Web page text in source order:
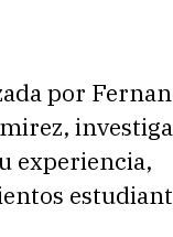
por
experiencia,